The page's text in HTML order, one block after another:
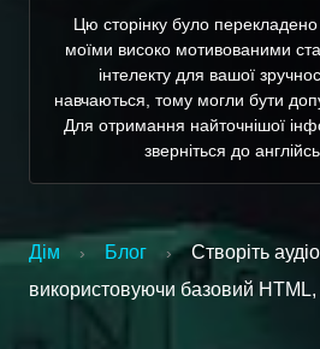
Цю сторінку було перекладено
моїми високо мотивованими
інтелекту для вашої
навчаються, тому могли бути
Для отримання найточнішої
зверніться до
Дім › Блог ›
Створіть
використовуючи базовий